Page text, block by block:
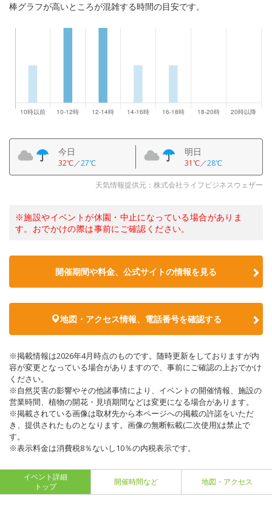
棒グラフが高いところが混雑する時間の目安です。
今日
32℃／27℃
明日
31℃／28℃
天気情報提供元：株式会社ライフビジネスウェザー
※施設やイベントが休園・中止になっている場合がありま
す。おでかけの際は事前にご確認ください。
開催期間や料金、公式サイトの情報を見る
地図・アクセス情報、電話番号を確認する
※掲載情報は2026年4月時点のものです。随時更新をしておりますが内
容が変更となっている場合がありますので、事前にご確認の上おでかけ
ください。
※自然災害の影響やその他諸事情により、イベントの開催情報、施設の
営業時間、植物の開花・見頃期間などは変更になる場合があります。
※掲載されている画像は取材先から本ページへの掲載の許諾をいただ
き、提供されたものとなります。画像の無断転載(二次使用)は禁止で
す。
※表示料金は消費税8％ないし10％の内税表示です。
イベント詳細
トップ
開催時間など 地図・アクセス